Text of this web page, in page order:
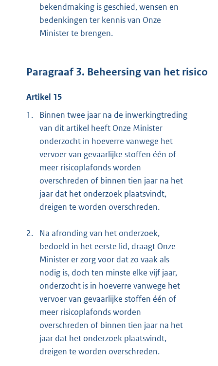
bekendmaking is geschied, wensen en
bedenkingen ter kennis van Onze
Minister te brengen.
Paragraaf 3. Beheersing van het risico
Artikel 15
1.
Binnen twee jaar na de inwerkingtreding
van dit artikel heeft Onze Minister
onderzocht in hoeverre vanwege het
vervoer van gevaarlijke stoffen één of
meer risicoplafonds worden
overschreden of binnen tien jaar na het
jaar dat het onderzoek plaatsvindt,
dreigen te worden overschreden.
2.
Na afronding van het onderzoek,
bedoeld in het eerste lid, draagt Onze
Minister er zorg voor dat zo vaak als
nodig is, doch ten minste elke vijf jaar,
onderzocht is in hoeverre vanwege het
vervoer van gevaarlijke stoffen één of
meer risicoplafonds worden
overschreden of binnen tien jaar na het
jaar dat het onderzoek plaatsvindt,
dreigen te worden overschreden.